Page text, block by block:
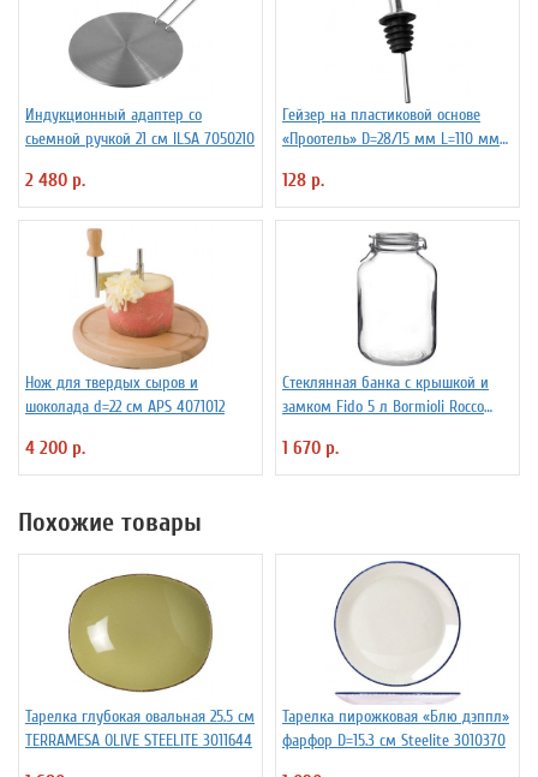
Индукционный адаптер со
сьемной ручкой 21 см ILSA 7050210
2 480 р.
Гейзер на пластиковой основе
«Проотель» D=28/15 мм L=110 мм
128 р.
Нож для твердых сыров и
шоколада d=22 см APS 4071012
4 200 р.
Стеклянная банка с крышкой и
замком Fido 5 л Bormioli Rocco
1 670 р.
Похожие товары
Тарелка глубокая овальная 25.5 см
TERRAMESA OLIVE STEELITE 3011644
Тарелка пирожковая «Блю дэппл»
фарфор D=15.3 см Steelite 3010370